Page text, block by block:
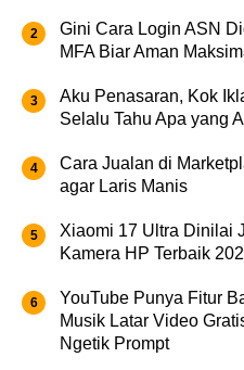
Gini Cara Login ASN
MFA Biar Aman
Aku Penasaran, Kok
Selalu Tahu Apa yang
Cara Jualan di
agar Laris Manis
Xiaomi 17 Ultra Dinilai
Kamera HP Terbaik
YouTube Punya Fitur
Musik Latar Video
Ngetik Prompt